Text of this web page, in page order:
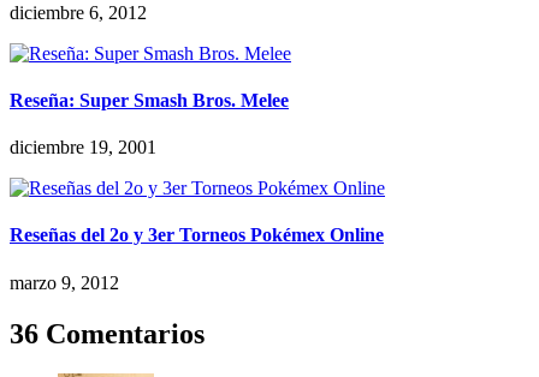
diciembre 6, 2012
Reseña: Super Smash Bros. Melee
diciembre 19, 2001
Reseñas del 2o y 3er Torneos Pokémex Online
marzo 9, 2012
36 Comentarios